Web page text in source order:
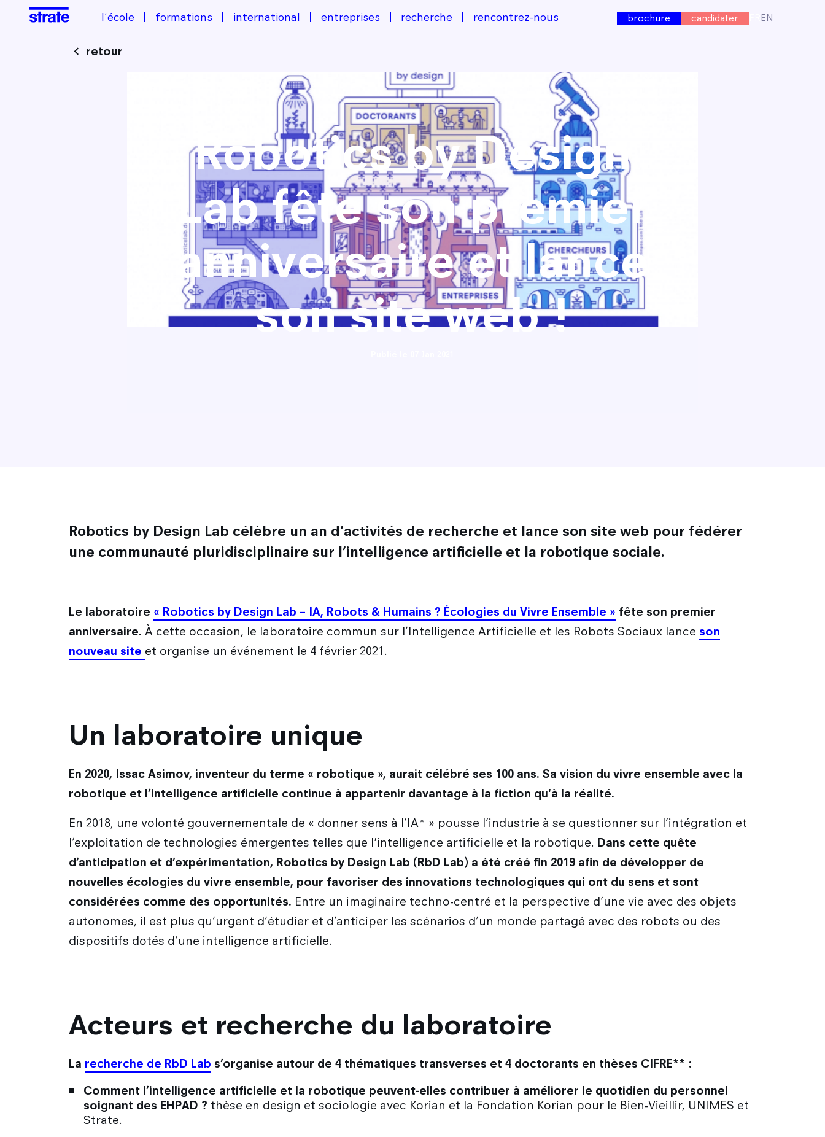
l'école formations international entreprises recherche rencontrez-nous brochure candidater EN
retour
Robotics by Design
Lab fête son premier
anniversaire et lance
son site web !
Robotics by Design Lab célèbre un an d'activités de recherche et lance son site web pour fédérer
une communauté pluridisciplinaire sur l’intelligence artificielle et la robotique sociale.
Le laboratoire « Robotics by Design Lab – IA, Robots & Humains ? Écologies du Vivre Ensemble » fête son premier
anniversaire. À cette occasion, le laboratoire commun sur l’Intelligence Artificielle et les Robots Sociaux lance son
nouveau site et organise un événement le 4 février 2021.
Un laboratoire unique
En 2020, Issac Asimov, inventeur du terme « robotique », aurait célébré ses 100 ans. Sa vision du vivre ensemble avec la
robotique et l’intelligence artificielle continue à appartenir davantage à la fiction qu'à la réalité.
En 2018, une volonté gouvernementale de « donner sens à l’IA* » pousse l’industrie à se questionner sur l’intégration et
l’exploitation de technologies émergentes telles que l'intelligence artificielle et la robotique. Dans cette quête
d’anticipation et d’expérimentation, Robotics by Design Lab (RbD Lab) a été créé fin 2019 afin de développer de
nouvelles écologies du vivre ensemble, pour favoriser des innovations technologiques qui ont du sens et sont
considérées comme des opportunités. Entre un imaginaire techno-centré et la perspective d’une vie avec des objets
autonomes, il est plus qu’urgent d’étudier et d’anticiper les scénarios d’un monde partagé avec des robots ou des
dispositifs dotés d’une intelligence artificielle.
Acteurs et recherche du laboratoire
La recherche de RbD Lab s’organise autour de 4 thématiques transverses et 4 doctorants en thèses CIFRE** :
Comment l’intelligence artificielle et la robotique peuvent-elles contribuer à améliorer le quotidien du personnel
soignant des EHPAD ? thèse en design et sociologie avec Korian et la Fondation Korian pour le Bien-Vieillir, UNIMES et
Strate.